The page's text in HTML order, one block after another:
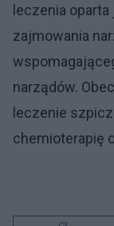
leczenia
zajmowania
narządów.
leczenie
chemioterapię